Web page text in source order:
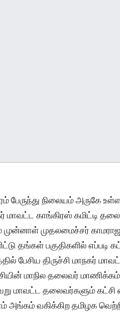
பேருந்து நிலையம் அருகே
மாவட்ட காங்கிரஸ் கமிட்டி
முதலமைச்சர்
தங்கள் பகுதிகளில் எப்படி
பேசிய திருச்சி மாநகர்
மாநில தலைவர்
மாவட்ட தலைவர்களும்
அங்கம் வகிக்கிற தமிழக